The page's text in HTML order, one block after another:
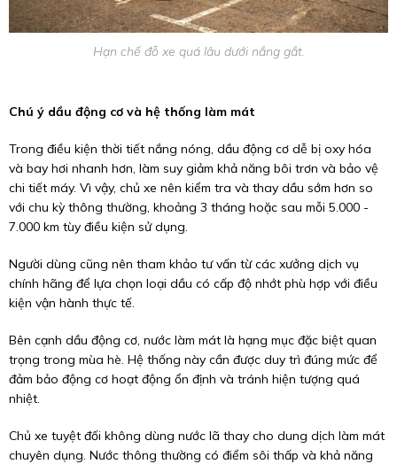
Hạn chế đỗ xe quá lâu dưới nắng gắt.
Chú ý dầu động cơ và hệ thống làm mát
Trong điều kiện thời tiết nắng nóng, dầu động cơ dễ bị oxy hóa
và bay hơi nhanh hơn, làm suy giảm khả năng bôi trơn và bảo vệ
chi tiết máy. Vì vậy, chủ xe nên kiểm tra và thay dầu sớm hơn so
với chu kỳ thông thường, khoảng 3 tháng hoặc sau mỗi 5.000 -
7.000 km tùy điều kiện sử dụng.
Người dùng cũng nên tham khảo tư vấn từ các xưởng dịch vụ
chính hãng để lựa chọn loại dầu có cấp độ nhớt phù hợp với điều
kiện vận hành thực tế.
Bên cạnh dầu động cơ, nước làm mát là hạng mục đặc biệt quan
trọng trong mùa hè. Hệ thống này cần được duy trì đúng mức để
đảm bảo động cơ hoạt động ổn định và tránh hiện tượng quá
nhiệt.
Chủ xe tuyệt đối không dùng nước lã thay cho dung dịch làm mát
chuyên dụng. Nước thông thường có điểm sôi thấp và khả năng